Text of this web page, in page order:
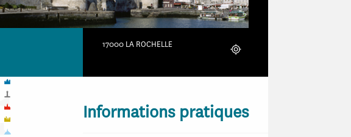
17000 LA ROCHELLE Localiser
Informations pratiques